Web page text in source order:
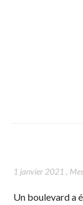
1 janvier 2021 ,
Un boulevard a